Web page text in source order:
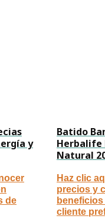
y
de
Batido
Herbalife
Natural
Haz clic
precios y
cliente